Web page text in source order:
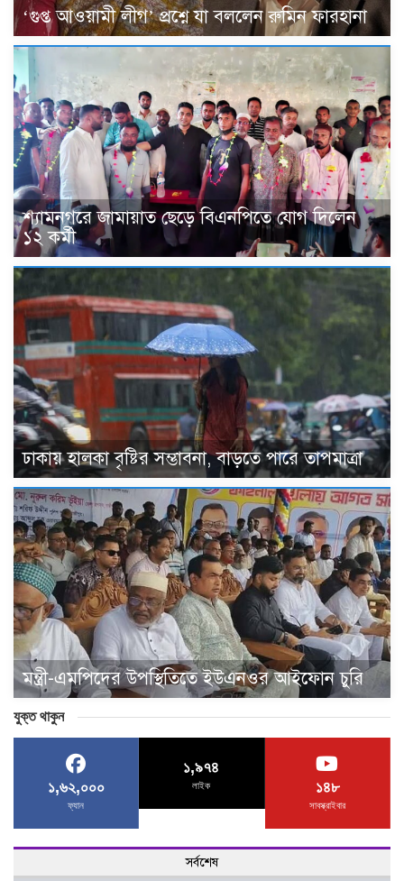
‘গুপ্ত আওয়ামী লীগ’ প্রশ্নে যা বললেন রুমিন ফারহানা
শ্যামনগরে জামায়াত ছেড়ে বিএনপিতে যোগ দিলেন
১২ কর্মী
ঢাকায় হালকা বৃষ্টির সম্ভাবনা, বাড়তে পারে তাপমাত্রা
মন্ত্রী-এমপিদের উপস্থিতিতে ইউএনওর আইফোন চুরি
যুক্ত থাকুন
১,৬২,০০০
ফ্যান
১,৯৭৪
লাইক ১৪৮
সাবস্ক্রাইবার
সর্বশেষ